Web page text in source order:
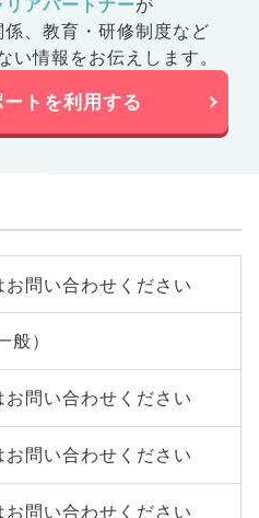
リアパートナーが
、 教育・研修制度など
い情報をお伝えします。
トを利用する
お問い合わせください
般）
お問い合わせください
お問い合わせください
お問い合わせください